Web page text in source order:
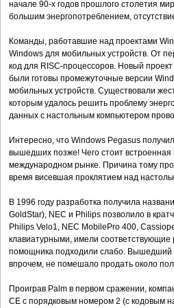
начале 90-х годов прошлого столетия
большим энергопотреблением,
Команды, работавшие над проектами
Windows для мобильных устройств. От
код для RISC-процессоров. Новый
были готовы промежуточные версии
мобильных устройств. Существовали
которым удалось решить проблему
данных с настольным компьютером
Интересно, что Windows Pegasus
вышедших позже! Чего стоит
международном рынке. Причина тому
время висевшая проклятием над
В 1996 году разработка получила
GoldStar), NEC и Philips позволило в
Philips Velo1, NEC MobilePro 400,
клавиатурными, имели соответствующие
помощника подходили слабо. Вышедший
впрочем, не помешало продать около
Проиграв Palm в первом сражении,
CE с порядковым номером 2 (с кодовым